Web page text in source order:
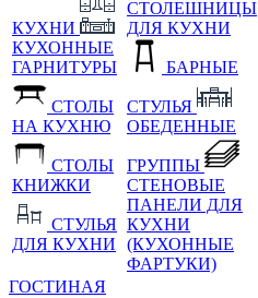
КУХНИ
КУХОННЫЕ
ГАРНИТУРЫ
СТОЛЫ
НА КУХНЮ
СТОЛЫ
КНИЖКИ
СТУЛЬЯ
ДЛЯ КУХНИ
СТОЛЕШНИЦЫ
ДЛЯ КУХНИ
БАРНЫЕ
СТУЛЬЯ
ОБЕДЕННЫЕ
ГРУППЫ
СТЕНОВЫЕ
ПАНЕЛИ ДЛЯ
КУХНИ
(КУХОННЫЕ
ФАРТУКИ)
ГОСТИНАЯ